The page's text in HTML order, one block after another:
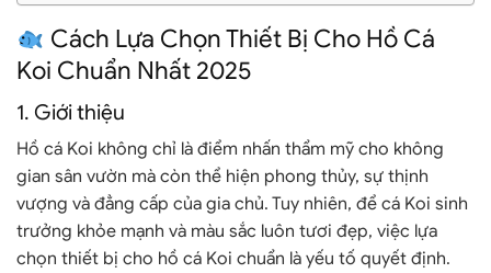
Cách Lựa Chọn Thiết Bị Cho Hồ Cá
Koi Chuẩn Nhất 2025
1. Giới thiệu
Hồ cá Koi không chỉ là điểm nhấn thẩm mỹ cho không
gian sân vườn mà còn thể hiện phong thủy, sự thịnh
vượng và đẳng cấp của gia chủ. Tuy nhiên, để cá Koi sinh
trưởng khỏe mạnh và màu sắc luôn tươi đẹp, việc lựa
chọn thiết bị cho hồ cá Koi chuẩn là yếu tố quyết định.